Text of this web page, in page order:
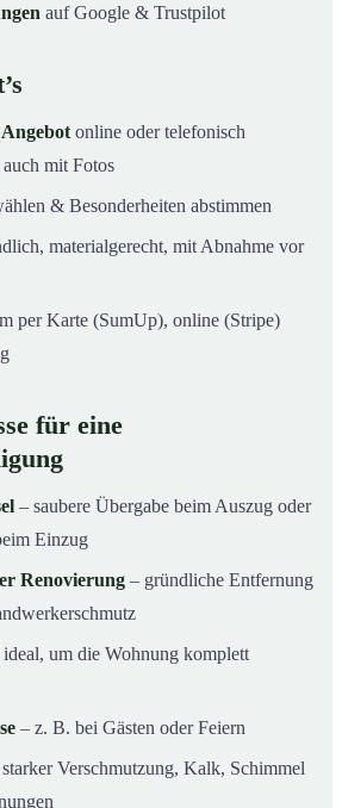
auf Google & Trustpilot
online oder telefonisch
mit Fotos
& Besonderheiten abstimmen
materialgerecht, mit Abnahme vor
per Karte (SumUp), online (Stripe)
für eine
– saubere Übergabe beim Auszug oder
Einzug
Renovierung – gründliche Entfernung
ideal, um die Wohnung komplett
– z. B. bei Gästen oder Feiern
Verschmutzung, Kalk, Schimmel